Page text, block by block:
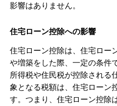
影響はありません。
住宅ローン控除への影響
住宅ローン控除は、住宅ロー
や増築をした際、一定の条件
所得税や住民税が控除される
象となる税額は、住宅ローン
す。つまり、住宅ローン控除